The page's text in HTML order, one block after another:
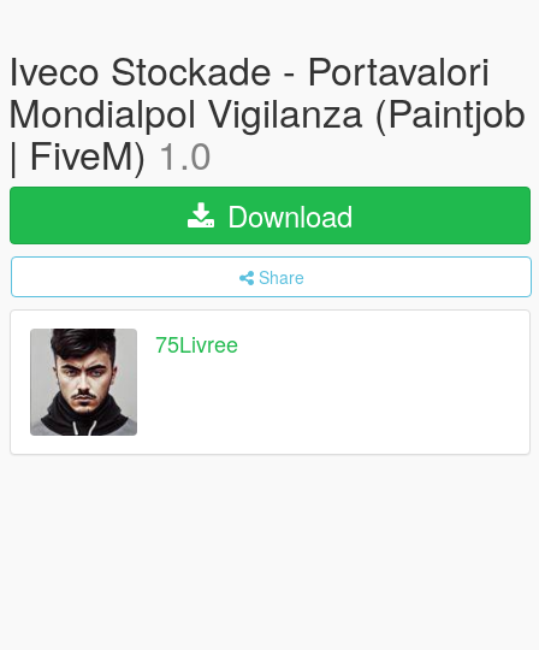
Iveco Stockade - Portavalori
Mondialpol Vigilanza (Paintjob
| FiveM)1.0
Download
Share
75Livree